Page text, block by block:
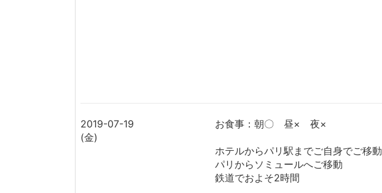
2019-07-19
(金)
お食事：朝〇 昼× 夜×
ホテルからパリ駅までご自身でご移動
パリからソミュールへご移動
鉄道でおよそ2時間